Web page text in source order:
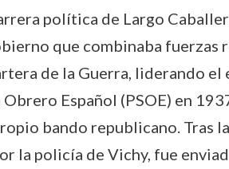
política de Largo
que combinaba fuerzas
de la Guerra, liderando
Español (PSOE) en
bando republicano. Tras
la policía de Vichy, fue